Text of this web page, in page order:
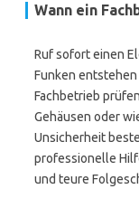
Wann ein
Ruf sofort einen
Funken
Fachbetrieb
Gehäusen oder
Unsicherheit
professionelle
und teure